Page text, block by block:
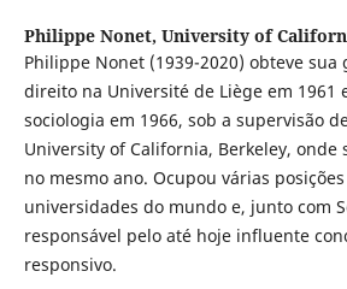
Philippe Nonet, University of
Philippe Nonet (1939-2020) obteve sua
direito na Université de Liège em 1961
sociologia em 1966, sob a supervisão
University of California, Berkeley, onde
no mesmo ano. Ocupou várias
universidades do mundo e, junto com
responsável pelo até hoje influente
responsivo.